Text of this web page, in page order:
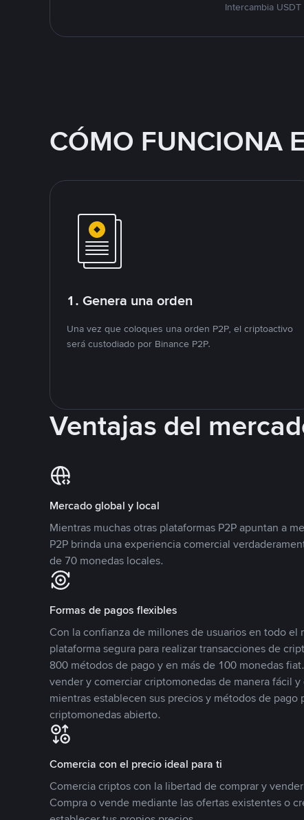
Intercambia
CÓMO FUNCIONA
1. Genera una orden
Una vez que coloques una orden P2P, el criptoactivo
será custodiado por Binance P2P.
Ventajas del
Mercado global y local
Mientras muchas otras plataformas P2P apuntan a
P2P brinda una experiencia comercial
de 70 monedas locales.
Formas de pagos flexibles
Con la confianza de millones de usuarios en todo el
plataforma segura para realizar transacciones de
800 métodos de pago y en más de 100 monedas
vender y comerciar criptomonedas de manera fácil
mientras establecen sus precios y métodos de
criptomonedas abierto.
Comercia con el precio ideal para ti
Comercia criptos con la libertad de comprar y
Compra o vende mediante las ofertas existentes o